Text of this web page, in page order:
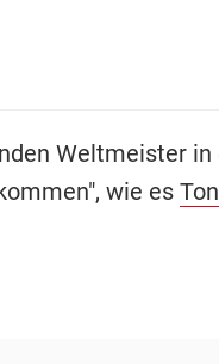
Weltmeister in
wie es